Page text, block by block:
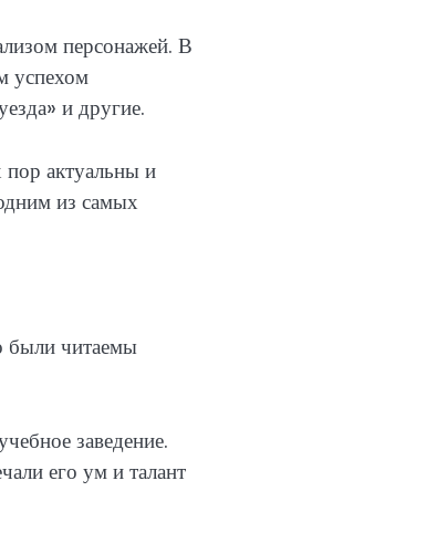
персонажей. В
успехом
и другие.
пор актуальны и
из самых
были читаемы
заведение.
его ум и талант